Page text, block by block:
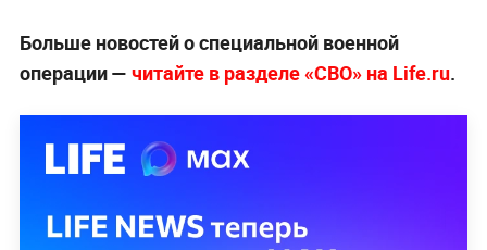
Больше новостей о специальной военной
операции — читайте в разделе «СВО» на Life.ru.